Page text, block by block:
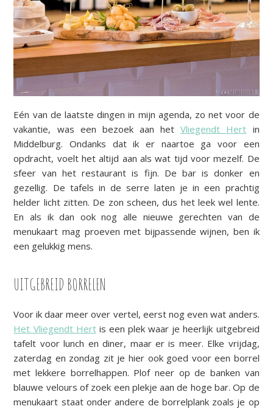
Eén van de laatste dingen in mijn agenda, zo net voor de
vakantie, was een bezoek aan hetVliegendt Hert in
Middelburg. Ondanks dat ik er naartoe ga voor een
opdracht, voelt het altijd aan als wat tijd voor mezelf. De
sfeer van het restaurant is fijn. De bar is donker en
gezellig. De tafels in de serre laten je in een prachtig
helder licht zitten. De zon scheen, dus het leek wel lente.
En als ik dan ook nog alle nieuwe gerechten van de
menukaart mag proeven met bijpassende wijnen, ben ik
een gelukkig mens.
UITGEBREID BORRELEN
Voor ik daar meer over vertel, eerst nog even wat anders.
Het Vliegendt Hertis een plek waar je heerlijk uitgebreid
tafelt voor lunch en diner, maar er is meer. Elke vrijdag,
zaterdag en zondag zit je hier ook goed voor een borrel
met lekkere borrelhappen. Plof neer op de banken van
blauwe velours of zoek een plekje aan de hoge bar. Op de
menukaart staat onder andere de borrelplank zoals je op